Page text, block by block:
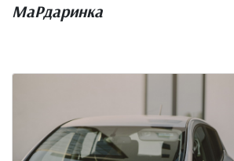
МаРдаринка